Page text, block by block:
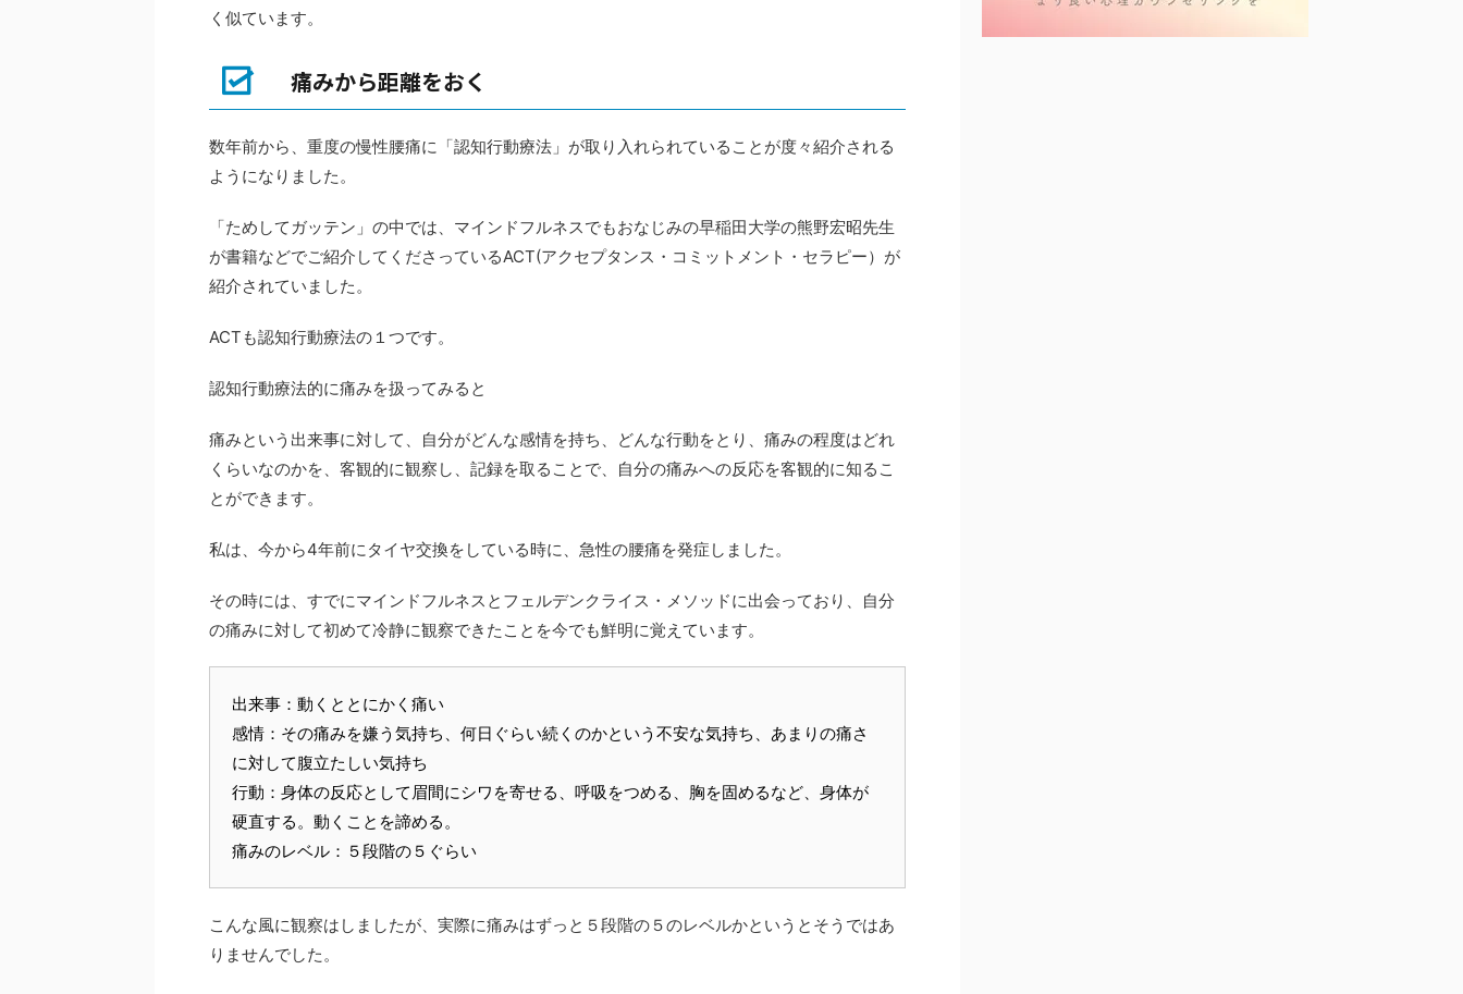
く似ています。
痛みから距離をおく
数年前から、重度の慢性腰痛に「認知行動療法」が取り入れられていることが度々紹介される
ようになりました。
「ためしてガッテン」の中では、マインドフルネスでもおなじみの早稲田大学の熊野宏昭先生
が書籍などでご紹介してくださっているACT(アクセプタンス・コミットメント・セラピー）が
紹介されていました。
ACTも認知行動療法の１つです。
認知行動療法的に痛みを扱ってみると
痛みという出来事に対して、自分がどんな感情を持ち、どんな行動をとり、痛みの程度はどれ
くらいなのかを、客観的に観察し、記録を取ることで、自分の痛みへの反応を客観的に知るこ
とができます。
私は、今から4年前にタイヤ交換をしている時に、急性の腰痛を発症しました。
その時には、すでにマインドフルネスとフェルデンクライス・メソッドに出会っており、自分
の痛みに対して初めて冷静に観察できたことを今でも鮮明に覚えています。
出来事：動くととにかく痛い
感情：その痛みを嫌う気持ち、何日ぐらい続くのかという不安な気持ち、あまりの痛さ
に対して腹立たしい気持ち
行動：身体の反応として眉間にシワを寄せる、呼吸をつめる、胸を固めるなど、身体が
硬直する。動くことを諦める。
痛みのレベル：５段階の５ぐらい
こんな風に観察はしましたが、実際に痛みはずっと５段階の５のレベルかというとそうではあ
りませんでした。